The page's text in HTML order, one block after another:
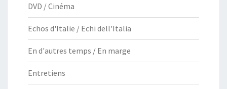
DVD / Cinéma
Echos d'Italie / Echi dell'Italia
En d'autres temps / En marge
Entretiens